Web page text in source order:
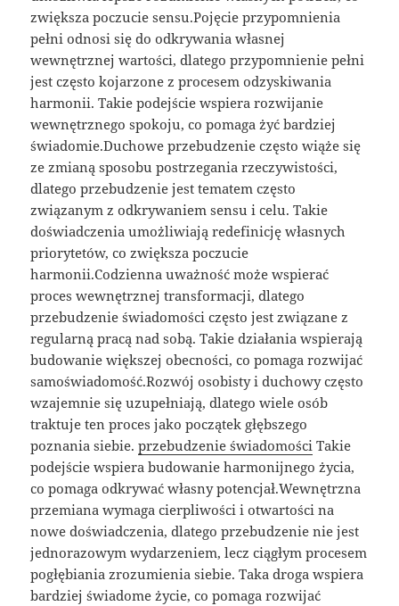
zwiększa poczucie sensu.Pojęcie przypomnienia
pełni odnosi się do odkrywania własnej
wewnętrznej wartości, dlatego przypomnienie pełni
jest często kojarzone z procesem odzyskiwania
harmonii. Takie podejście wspiera rozwijanie
wewnętrznego spokoju, co pomaga żyć bardziej
świadomie.Duchowe przebudzenie często wiąże się
ze zmianą sposobu postrzegania rzeczywistości,
dlatego przebudzenie jest tematem często
związanym z odkrywaniem sensu i celu. Takie
doświadczenia umożliwiają redefinicję własnych
priorytetów, co zwiększa poczucie
harmonii.Codzienna uważność może wspierać
proces wewnętrznej transformacji, dlatego
przebudzenie świadomości często jest związane z
regularną pracą nad sobą. Takie działania wspierają
budowanie większej obecności, co pomaga rozwijać
samoświadomość.Rozwój osobisty i duchowy często
wzajemnie się uzupełniają, dlatego wiele osób
traktuje ten proces jako początek głębszego
poznania siebie.przebudzenie świadomości Takie
podejście wspiera budowanie harmonijnego życia,
co pomaga odkrywać własny potencjał.Wewnętrzna
przemiana wymaga cierpliwości i otwartości na
nowe doświadczenia, dlatego przebudzenie nie jest
jednorazowym wydarzeniem, lecz ciągłym procesem
pogłębiania zrozumienia siebie. Taka droga wspiera
bardziej świadome życie, co pomaga rozwijać